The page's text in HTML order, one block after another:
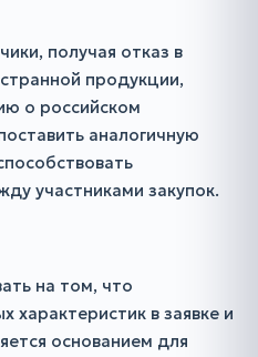
получая отказ в
продукции,
о российском
аналогичную
участниками закупок.
на том, что
характеристик в заявке и
основанием для